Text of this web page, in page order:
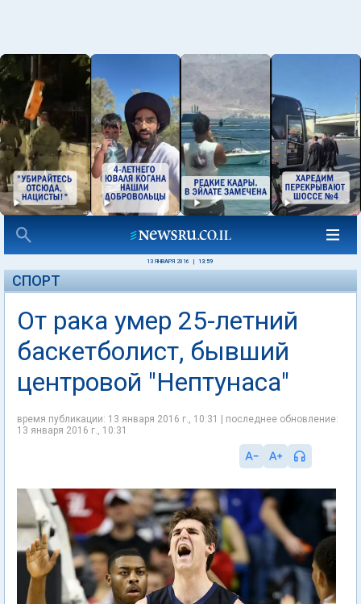
13 ЯНВАРЯ 2016 13:59
СПОРТ
От рака умер 25-летний
баскетболист, бывший
центровой "Нептунаса"
время публикации: 13 января 2016 г., 10:31 | последнее обновление:
13 января 2016 г., 10:31